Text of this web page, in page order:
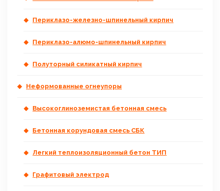
Периклазо-железно-шпинельный кирпич
Периклазо-алюмо-шпинельный кирпич
Полуторный силикатный кирпич
Неформованные огнеупоры
Высокоглиноземистая бетонная смесь
Бетонная корундовая смесь СБК
Легкий теплоизоляционный бетон ТИП
Графитовый электрод